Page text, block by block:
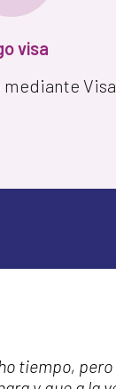
visa
mediante Visa
tiempo,